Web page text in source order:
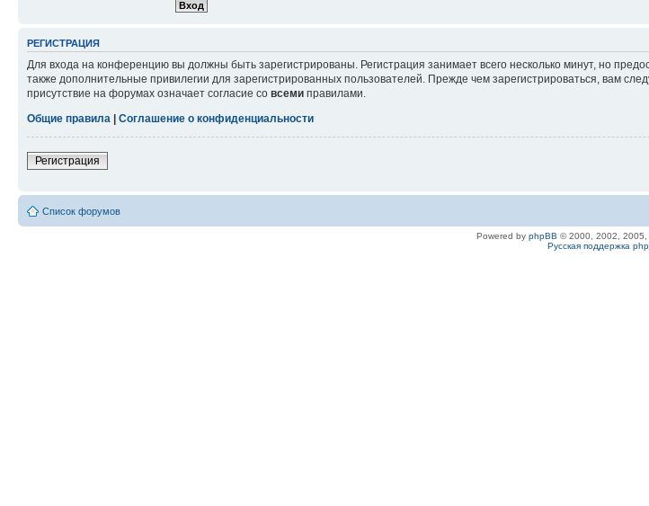
РЕГИСТРАЦИЯ
Для входа на конференцию вы должны быть зарегистрированы. Регистрация занимает всего несколько минут, но
также дополнительные привилегии для зарегистрированных пользователей. Прежде чем зарегистрироваться, вам
присутствие на форумах означает согласие со всеми правилами.
Общие правила | Соглашение о конфиденциальности
Регистрация
Список форумов
Powered by phpBB © 2000, 2002, 2005,
Русская поддержка